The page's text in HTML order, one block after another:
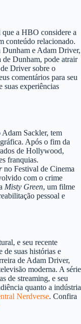
a HBO considere a
conteúdo relacionado.
Dunham e Adam Driver,
de Dunham, pode atrair
Driver sobre o
comentários para seu
suas experiências
Sackler, tem
Após o fim da
de Hollywood,
franquias.
no Festival de Cinema
com o crime
Misty Green, um filme
pessoal e
e seu recente
de suas histórias e
de Adam Driver,
moderna. A série
de streaming, e seu
quanto a indústria
Nerdverse. Confira